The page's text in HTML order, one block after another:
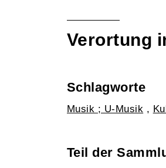
Verortung
Schlagworte
Musik ; U-Musik ,
Teil der